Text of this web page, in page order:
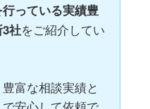
っている実績豊
社をご紹介してい
富な相談実績と